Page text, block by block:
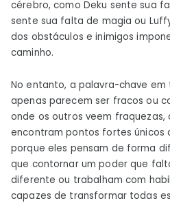
cérebro, como Deku sente sua
sente sua falta de magia ou
dos obstáculos e inimigos
caminho.
No entanto, a palavra-chave em
apenas parecem ser fracos ou
onde os outros veem fraquezas,
encontram pontos fortes únicos
porque eles pensam de forma
que contornar um poder que
diferente ou trabalham com
capazes de transformar todas